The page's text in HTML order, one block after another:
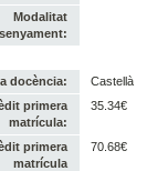
Modalitat
docència:
Castellà
primera
matrícula:
35.34€
primera
matrícula
70.68€